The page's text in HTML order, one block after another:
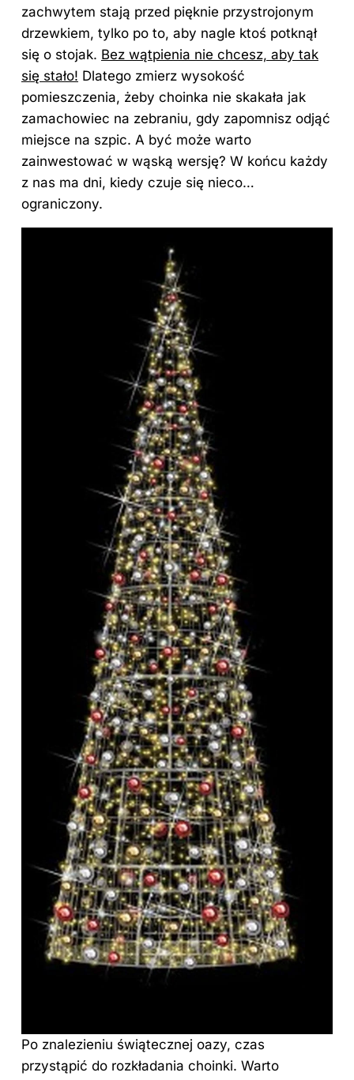
zachwytem stają przed pięknie przystrojonym
drzewkiem, tylko po to, aby nagle ktoś potknął
się o stojak. Bez wątpienia nie chcesz, aby tak
się stało! Dlatego zmierz wysokość
pomieszczenia, żeby choinka nie skakała jak
zamachowiec na zebraniu, gdy zapomnisz odjąć
miejsce na szpic. A być może warto
zainwestować w wąską wersję? W końcu każdy
z nas ma dni, kiedy czuje się nieco…
ograniczony.
Po znalezieniu świątecznej oazy, czas
przystąpić do rozkładania choinki. Warto